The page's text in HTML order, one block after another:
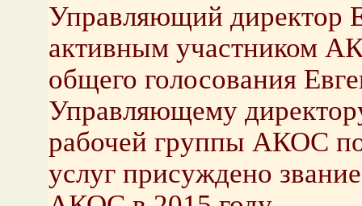
Управляющий директор
активным участником
общего голосования
Управляющему
рабочей группы АКОС
услуг присуждено